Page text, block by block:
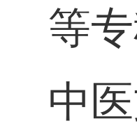
等
中